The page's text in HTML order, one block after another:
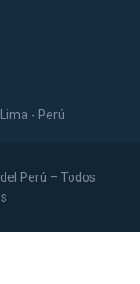
- Perú
Perú – Todos